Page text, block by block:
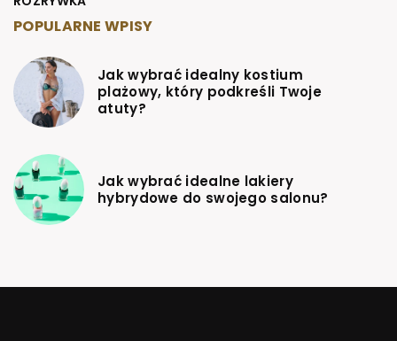
POPULARNE WPISY
Jak wybrać idealny kostium
plażowy, który podkreśli Twoje
atuty?
Jak wybrać idealne lakiery
hybrydowe do swojego salonu?